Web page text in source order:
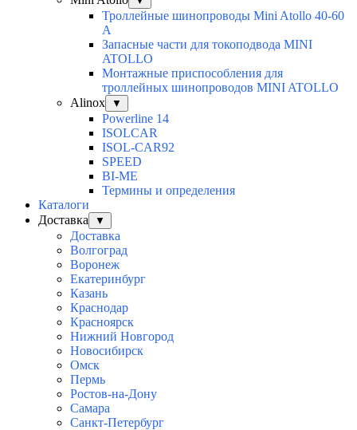
Троллейные шинопроводы Mini Atollo 40-60
А
Запасные части для токоподвода MINI
ATOLLO
Монтажные приспособления для
троллейных шинопроводов MINI ATOLLO
Alinox
▼
Powerline 14
ISOLCAR
ISOL-CAR92
SPEED
BI-ME
Термины и определения
Каталоги
Доставка
▼
Доставка
Волгоград
Воронеж
Екатеринбург
Казань
Краснодар
Красноярск
Нижний Новгород
Новосибирск
Омск
Пермь
Ростов-на-Дону
Самара
Санкт-Петербург